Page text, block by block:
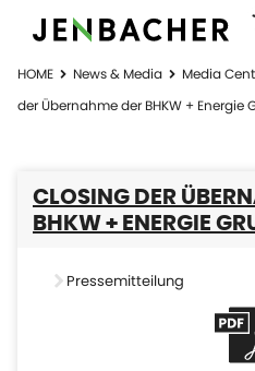
HOME News & Media Media
der Übernahme der BHKW + Energie
CLOSING DER
BHKW + ENERGIE
Pressemitteilung